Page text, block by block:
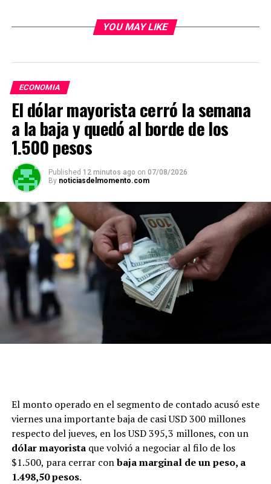
YOU MAY LIKE
ECONOMIA
El dólar mayorista cerró la semana
a la baja y quedó al borde de los
1.500 pesos
Published 12 minutos ago on 07/08/2026
By noticiasdelmomento.com
El monto operado en el segmento de contado acusó este
viernes una importante baja de casi USD 300 millones
respecto del jueves, en los USD 395,3 millones, con un
dólar mayorista que volvió a negociar al filo de los
$1.500, para cerrar conbaja marginal de un peso, a
1.498,50 pesos.